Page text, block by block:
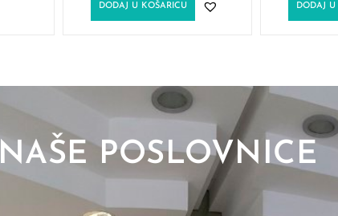
DODAJ U KOŠARICU DODAJ U
NAŠE POSLOVNICE